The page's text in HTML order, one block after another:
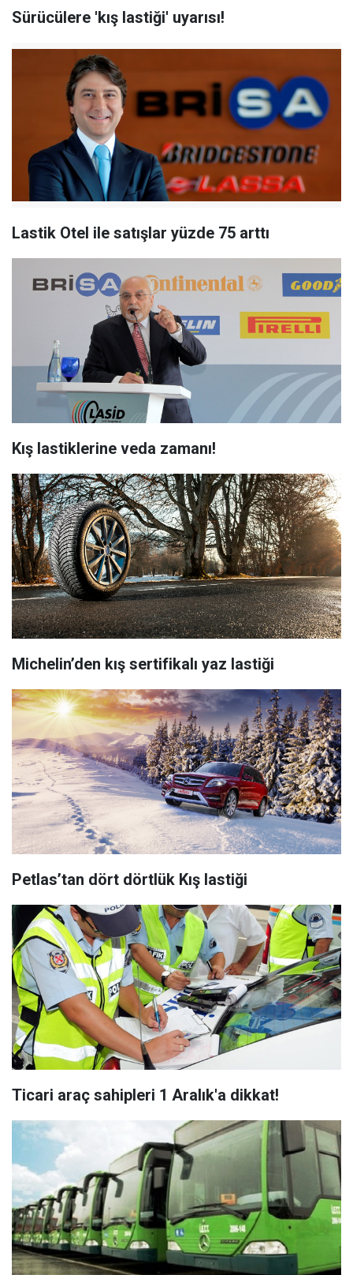
Sürücülere 'kış lastiği' uyarısı!
Lastik Otel ile satışlar yüzde 75 arttı
Kış lastiklerine veda zamanı!
Michelin’den kış sertifikalı yaz lastiği
Petlas’tan dört dörtlük Kış lastiği
Ticari araç sahipleri 1 Aralık'a dikkat!